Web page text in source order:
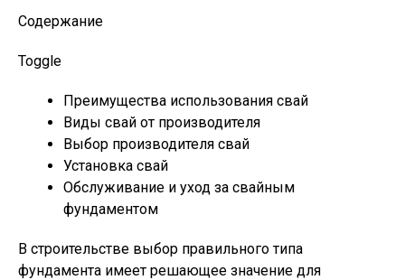
Содержание
Toggle
Преимущества использования свай
Виды свай от производителя
Выбор производителя свай
Установка свай
Обслуживание и уход за свайным
фундаментом
В строительстве выбор правильного типа
фундамента имеет решающее значение для